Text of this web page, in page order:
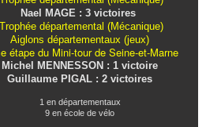
Nael MAGE : 3 victoires
Trophée départemental (Mécanique)
Aiglons départementaux (jeux)
étape du Mini-tour de Seine-et-Marne
Michel MENNESSON : 1 victoire
Guillaume PIGAL : 2 victoires
1 en départementaux
9 en école de vélo